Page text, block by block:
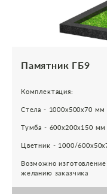
Памятник ГБ9
Комплектация:
Стела - 1000х500х70 мм
Тумба - 600х200х150 мм
Цветник - 1000/
Возможно
желанию заказчика